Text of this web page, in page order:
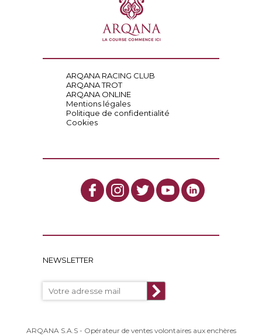
ARQANA RACING CLUB
ARQANA TROT
ARQANA ONLINE
Mentions légales
Politique de confidentialité
Cookies
NEWSLETTER
ARQANA S.A.S - Opérateur de ventes volontaires aux enchères